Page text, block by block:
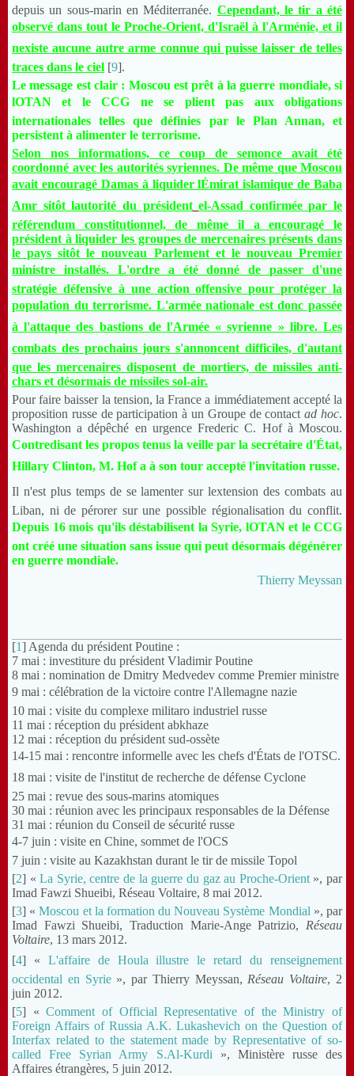
depuis un sous-marin en Méditerranée. Cependant, le tir a été
observé dans tout le Proche-Orient, d'Israël à l'Arménie, et il
nexiste aucune autre arme connue qui puisse laisser de telles
traces dans le ciel [9].
Le message est clair : Moscou est prêt à la guerre mondiale, si
lOTAN et le CCG ne se plient pas aux obligations
internationales telles que définies par le Plan Annan, et
persistent à alimenter le terrorisme.
Selon nos informations, ce coup de semonce avait été
coordonné avec les autorités syriennes. De même que Moscou
avait encouragé Damas à liquider lÉmirat islamique de Baba
Amr sitôt lautorité du président el-Assad confirmée par le
référendum constitutionnel, de même il a encouragé le
président à liquider les groupes de mercenaires présents dans
le pays sitôt le nouveau Parlement et le nouveau Premier
ministre installés. L'ordre a été donné de passer d'une
stratégie défensive à une action offensive pour protéger la
population du terrorisme. L'armée nationale est donc passée
à l'attaque des bastions de l'Armée « syrienne » libre. Les
combats des prochains jours s'annoncent difficiles, d'autant
que les mercenaires disposent de mortiers, de missiles anti-
chars et désormais de missiles sol-air.
Pour faire baisser la tension, la France a immédiatement accepté la
proposition russe de participation à un Groupe de contactad hoc.
Washington a dépêché en urgence Frederic C. Hof à Moscou.
Contredisant les propos tenus la veille par la secrétaire d'État,
Hillary Clinton, M. Hof a à son tour accepté l'invitation russe.
Il n'est plus temps de se lamenter sur lextension des combats au
Liban, ni de pérorer sur une possible régionalisation du conflit.
Depuis 16 mois qu'ils déstabilisent la Syrie, lOTAN et le CCG
ont créé une situation sans issue qui peut désormais dégénérer
en guerre mondiale.
Thierry Meyssan
[1] Agenda du président Poutine :
7 mai : investiture du président Vladimir Poutine
8 mai : nomination de Dmitry Medvedev comme Premier ministre
9 mai : célébration de la victoire contre l'Allemagne nazie
10 mai : visite du complexe militaro industriel russe
11 mai : réception du président abkhaze
12 mai : réception du président sud-ossète
14-15 mai : rencontre informelle avec les chefs d'États de l'OTSC.
18 mai : visite de l'institut de recherche de défense Cyclone
25 mai : revue des sous-marins atomiques
30 mai : réunion avec les principaux responsables de la Défense
31 mai : réunion du Conseil de sécurité russe
4-7 juin : visite en Chine, sommet de l'OCS
7 juin : visite au Kazakhstan durant le tir de missile Topol
[2] «La Syrie, centre de la guerre du gaz au Proche-Orient», par
Imad Fawzi Shueibi, Réseau Voltaire, 8 mai 2012.
[3] «Moscou et la formation du Nouveau Système Mondial », par
Imad Fawzi Shueibi, Traduction Marie-Ange Patrizio, Réseau
Voltaire, 13 mars 2012.
[4] « L'affaire de Houla illustre le retard du renseignement
occidental en Syrie», par Thierry Meyssan, Réseau Voltaire, 2
juin 2012.
[5] «Comment of Official Representative of the Ministry of
Foreign Affairs of Russia A.K. Lukashevich on the Question of
Interfax related to the statement made by Representative of so-
called Free Syrian Army S.Al-Kurdi », Ministère russe des
Affaires étrangères, 5 juin 2012.